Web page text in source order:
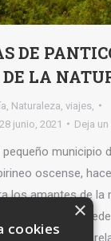
DE
LA
Naturaleza viajes,
28 junio, 2021 Deja
municipio
oscense,
los amantes de la
destino que se
año. Las
cookies
×